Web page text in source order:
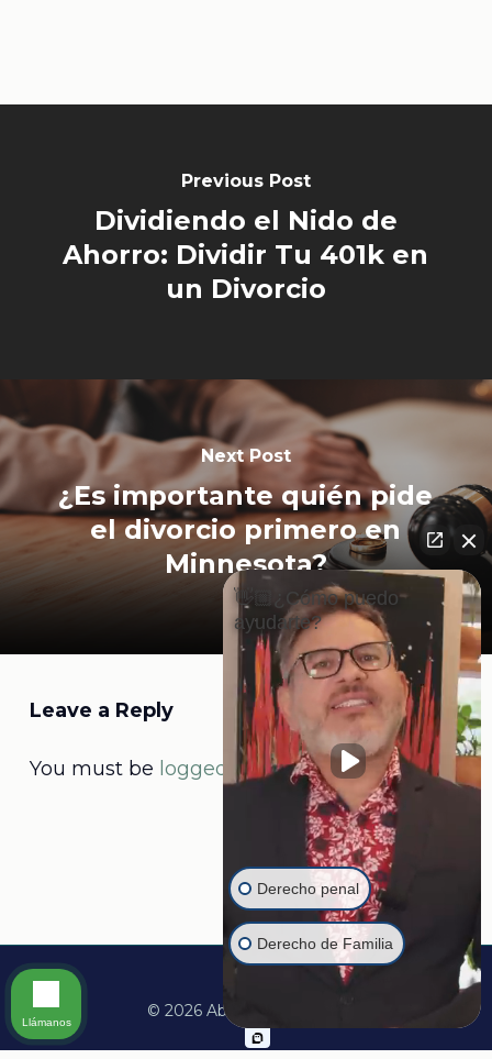
Previous Post
Dividiendo el Nido de
Ahorro: Dividir Tu 401k en
un Divorcio
Next Post
¿Es importante quién pide
el divorcio primero en
Minnesota?
Leave a Reply
You must be logged into post a comment.
© 2026 Abogado Martine.
👋🏼¿Cómo puedo
ayudarte?
Derecho penal
Derecho de Familia
Llámanos